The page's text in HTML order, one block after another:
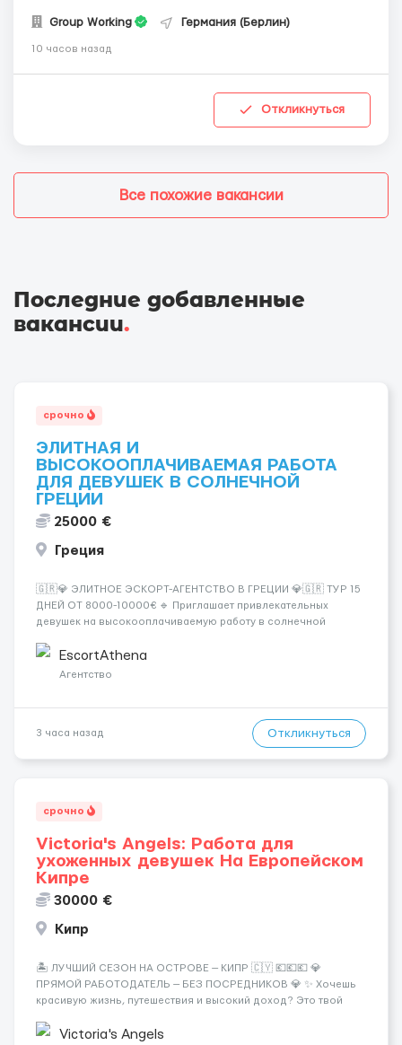
Group Working Германия (Берлин)
10 часов назад
Откликнуться
Все похожие вакансии
Последние добавленные
вакансии.
срочно
ЭЛИТНАЯ И
ВЫСОКООПЛАЧИВАЕМАЯ РАБОТА
ДЛЯ ДЕВУШЕК В СОЛНЕЧНОЙ
ГРЕЦИИ
25000 €
Греция
🇬🇷💎 ЭЛИТНОЕ ЭСКОРТ-АГЕНТСТВО В ГРЕЦИИ 💎🇬🇷 ТУР 15
ДНЕЙ ОТ 8000-10000€ 🔹 Приглашает привлекательных
девушек на высокооплачиваемую работу в солнечной
хорошие деньги 💶 — это предложение для тебя! 🔹
Требования: ✔️ Возраст от ...
EscortAthena
Агентство
3 часа назад Откликнуться
срочно
Victoria's Angels: Работа для
ухоженных девушек На Европейском
Кипре
30000 €
Кипр
🏝️ ЛУЧШИЙ СЕЗОН НА ОСТРОВЕ — КИПР 🇨🇾 💶💶💶 💎
ПРЯМОЙ РАБОТОДАТЕЛЬ — БЕЗ ПОСРЕДНИКОВ 💎 ✨ Хочешь
красивую жизнь, путешествия и высокий доход? Это твой
Опытная команда с годами практики — Стабильный поток
Victoria's Angels